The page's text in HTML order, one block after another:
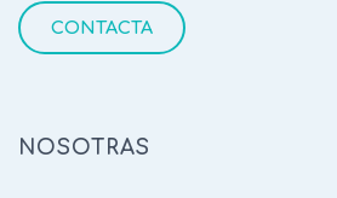
CONTACTA
NOSOTRAS